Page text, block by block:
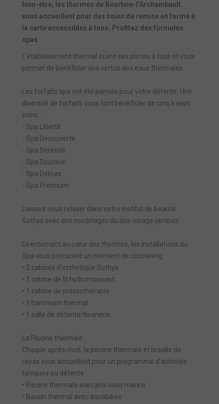
bien-être, les thermes de Bourbon-l’Archambault
vous accueillent pour des soins de remise en forme à
la carte accessibles à tous. Profitez des formules
spas.
L'établissement thermal ouvre ses portes à tous et vous
permet de bénéficier des vertus des eaux thermales.
Les forfaits spa ont été pensés pour votre détente. Une
diversité de forfaits vous font bénéficier de cinq à sept
soins :
- Spa Liberté
- Spa Découverte
- Spa Sérénité
- Spa Douceur
- Spa Délices
- Spa Prémium
Laissez-vous relaxer dans notre institut de beauté
Sothys avec des modelages du dos-visage-jambes.
Directement au cœur des thermes, les installations du
Spa vous procurent un moment de cocooning :
• 2 cabines d’esthétique Sothys
• 1 cabine de lit hydromassant
• 1 cabine de pressothérapie
• 1 hammam thermal
• 1 salle de détente/tisanerie
La Piscine thermale :
Chaque après-midi, la piscine thermale et la salle de
repos vous accueillent pour un programme d’activités
toniques ou détente :
• Piscine thermale avec jets sous marins
• Bassin thermal avec aquabikes